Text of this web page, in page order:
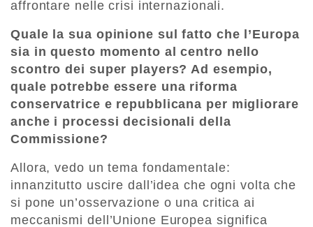
affrontare nelle crisi internazionali.
Quale la sua opinione sul fatto che l’Europa
sia in questo momento al centro nello
scontro dei super players? Ad esempio,
quale potrebbe essere una riforma
conservatrice e repubblicana per migliorare
anche i processi decisionali della
Commissione?
Allora, vedo un tema fondamentale:
innanzitutto uscire dall’idea che ogni volta che
si pone un’osservazione o una critica ai
meccanismi dell’Unione Europea significa